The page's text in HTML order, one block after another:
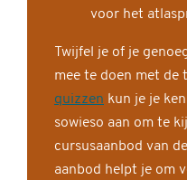
voor het
Twijfel je of je
mee te doen met de
quizzen kun je je
sowieso aan om te
cursusaanbod van
aanbod helpt je om